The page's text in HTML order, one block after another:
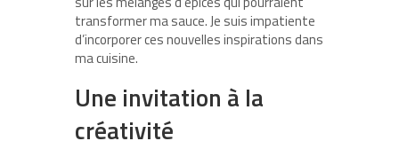
transformer ma sauce. Je suis impatiente
d’incorporer ces nouvelles inspirations dans
ma cuisine.
Une invitation à la
créativité